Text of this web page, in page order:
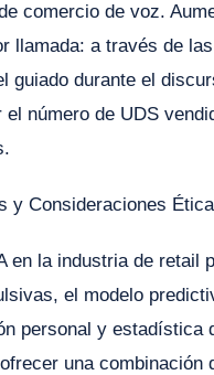
comercio de voz.
llamada: a través de
guiado durante el
el número de UDS
y Consideraciones
en la industria de retail
el modelo
personal y estadística
una combinación